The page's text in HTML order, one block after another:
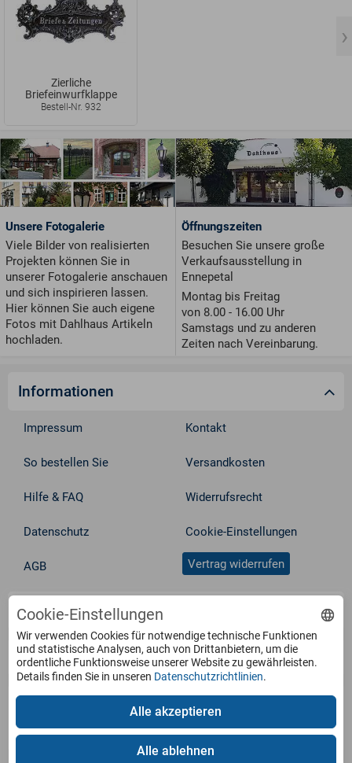
Zierliche
Briefeinwurfklappe
Bestell-Nr. 932
Unsere Fotogalerie
Viele Bilder von realisierten
Projekten können Sie in
unserer Fotogalerie anschauen
und sich inspirieren lassen.
Hier können Sie auch eigene
Fotos mit Dahlhaus Artikeln
hochladen.
Öffnungszeiten
Besuchen Sie unsere große
Verkaufsausstellung in
Ennepetal
Montag bis Freitag
von 8.00 - 16.00 Uhr
Samstags und zu anderen
Zeiten nach Vereinbarung.
Informationen
Impressum Kontakt
So bestellen Sie Versandkosten
Hilfe & FAQ Widerrufsrecht
Datenschutz Cookie-Einstellungen
AGB Vertrag widerrufen
Service
Produkte
Cookie-Einstellungen
Wir verwenden Cookies für notwendige technische Funktionen
und statistische Analysen, auch von Drittanbietern, um die
ordentliche Funktionsweise unserer Website zu gewährleisten.
Details finden Sie in unseren Datenschutzrichtlinien.
Alle ablehnen
Alle akzeptieren